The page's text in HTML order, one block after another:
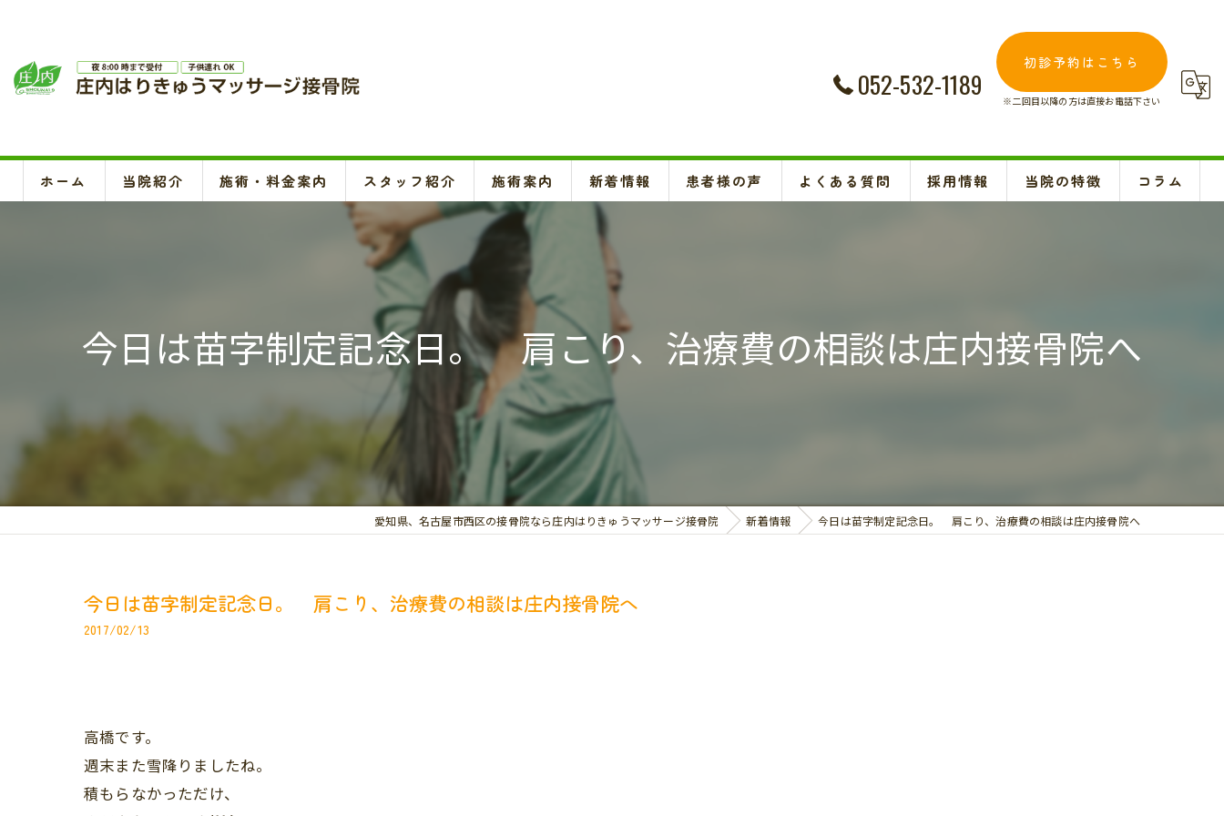
052-532-1189
初診予約はこちら
※二回目以降の方は直接お電話下さい
ホーム 当院紹介 施術・料金案内 スタッフ紹介 施術案内
頚椎、背骨、骨盤矯正、O脚矯正
ハイボルテージ・超音波治療、超短波治療
鍼灸(はり、きゅう)
悪阻・安産・逆子治療、不妊治療
交通事故治療
お悩み別の治療
新着情報 患者様の声 よくある質問 採用情報 当院の特徴
腰痛
コラム
今日は苗字制定記念日。 肩こり、治療費の相談は庄内接骨院へ
愛知県、名古屋市西区の接骨院なら庄内はりきゅうマッサージ接骨院 新着情報 今日は苗字制定記念日。 肩こり、治療費の相談は庄内接骨院へ
今日は苗字制定記念日。 肩こり、治療費の相談は庄内接骨院へ
2017/02/13
高橋です。
週末また雪降りましたね。
積もらなかっただけ、